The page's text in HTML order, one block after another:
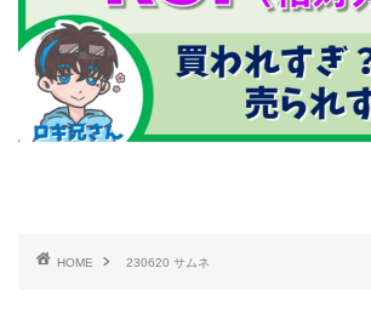
HOME 230620 サムネ